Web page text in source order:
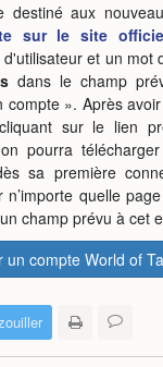
destiné aux
sur le site
et un mot
dans le champ
compte ». Après
sur le lien
pourra
sa première
quelle
champ prévu à cet
un compte World of